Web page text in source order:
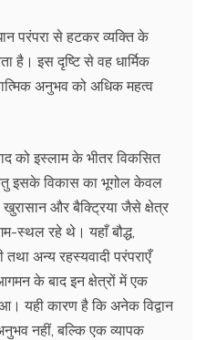
परंपरा से हटकर व्यक्ति के
है। इस दृष्टि से वह धार्मिक
अनुभव को अधिक महत्व
को इस्लाम के भीतर विकसित
इसके विकास का भूगोल केवल
और बैक्ट्रिया जैसे क्षेत्र
स्थल रहे थे। यहाँ बौद्ध,
अन्य रहस्यवादी परंपराएँ
के बाद इन क्षेत्रों में एक
यही कारण है कि अनेक विद्वान
नहीं, बल्कि एक व्यापक